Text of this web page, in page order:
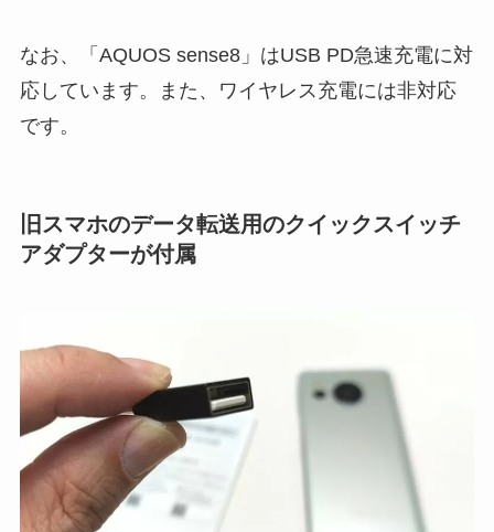
なお、「AQUOS sense8」はUSB PD急速充電に対
応しています。また、ワイヤレス充電には非対応
です。
旧スマホのデータ転送用のクイックスイッチ
アダプターが付属